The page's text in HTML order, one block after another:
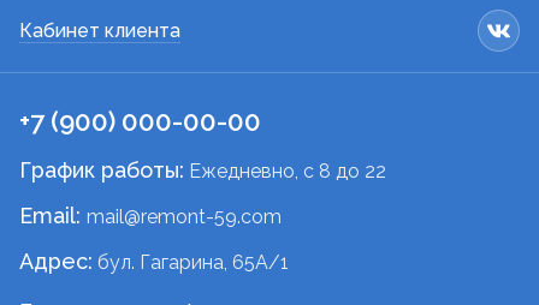
Кабинет клиента
+7 (900) 000-00-00
График работы: Ежедневно, c 8 до 22
Email: mail@remont-59.com
Адрес: бул. Гагарина, 65А/1